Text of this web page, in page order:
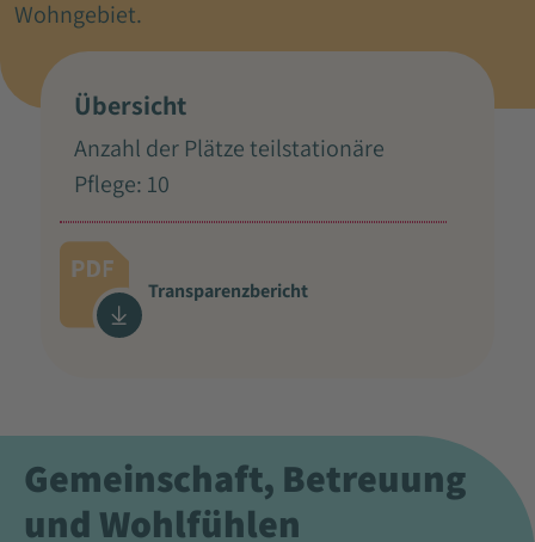
Wohngebiet.
Übersicht
Anzahl der Plätze teilstationäre
Pflege: 10
Transparenzbericht
Gemeinschaft, Betreuung
und Wohlfühlen